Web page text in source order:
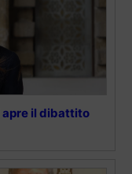
il dibattito